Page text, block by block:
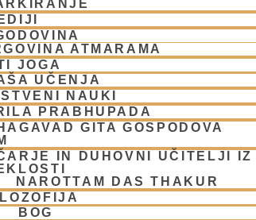
ATMARAMA
JOGA
UČENJA
NAUKI
PRABHUPADA
GITA GOSPODOVA
IN DUHOVNI UČITELJI IZ
NAROTTAM DAS THAKUR
BOG